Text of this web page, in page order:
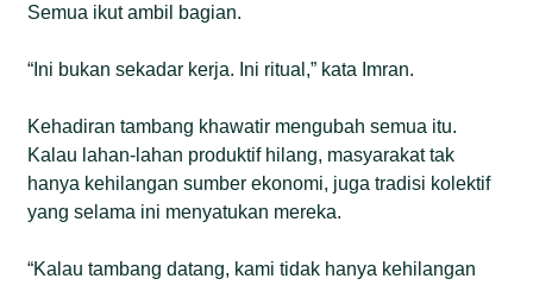
Semua ikut ambil bagian.
“Ini bukan sekadar kerja. Ini ritual,” kata Imran.
Kehadiran tambang khawatir mengubah semua itu.
Kalau lahan-lahan produktif hilang, masyarakat tak
hanya kehilangan sumber ekonomi, juga tradisi kolektif
yang selama ini menyatukan mereka.
“Kalau tambang datang, kami tidak hanya kehilangan